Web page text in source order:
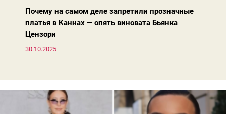
Почему на самом деле запретили прозначные
платья в Каннах — опять виновата Бьянка
Цензори
30.10.2025